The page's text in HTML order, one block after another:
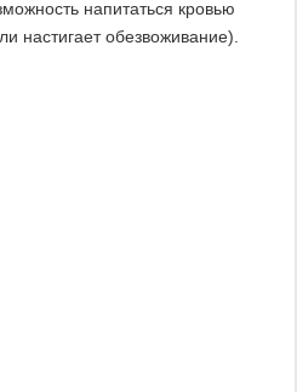
напитаться кровью
настигает обезвоживание).